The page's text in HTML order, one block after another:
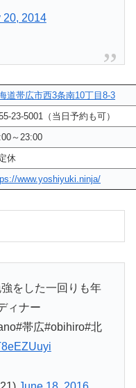
20, 2014
道帯広市西3条南10丁目8-3
23-5001（当日予約も可）
～23:00
休
www.yoshiyuki.ninja/
をした一回りも年
ィナー
帯広#obihiro#北